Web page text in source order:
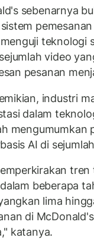
sebenarnya
teknologi
video
pesanan
industri
dalam
mengumumkan
AI di
beberapa
lima
di
katanya.